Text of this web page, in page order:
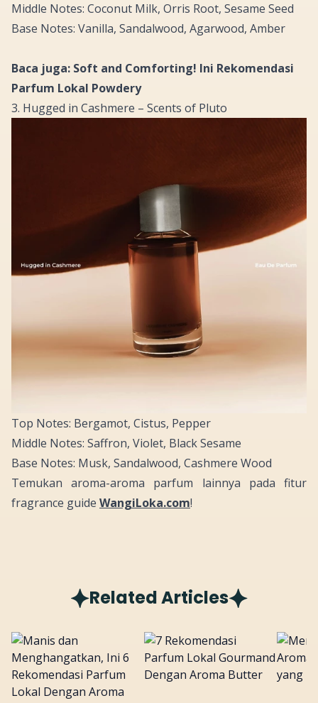
Middle Notes: Coconut Milk, Orris Root, Sesame Seed
Base Notes: Vanilla, Sandalwood, Agarwood, Amber
Baca juga: Soft and Comforting! Ini Rekomendasi
Parfum Lokal Powdery
3. Hugged in Cashmere – Scents of Pluto
Top Notes: Bergamot, Cistus, Pepper
Middle Notes: Saffron, Violet, Black Sesame
Base Notes: Musk, Sandalwood, Cashmere Wood
Temukan aroma-aroma parfum lainnya pada fitur
fragrance guide WangiLoka.com!
Related Articles